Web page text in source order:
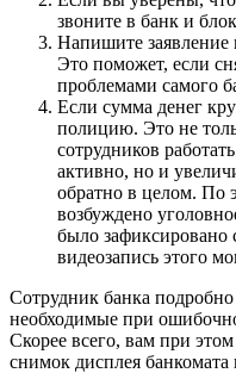
звоните в банк и
Напишите заявление
Это поможет, если
проблемами самого
Если сумма денег
полицию. Это не
сотрудников
активно, но и
обратно в целом. По
возбуждено
было зафиксировано
видеозапись этого
Сотрудник банка
необходимые при
Скорее всего, вам при
снимок дисплея банкомата